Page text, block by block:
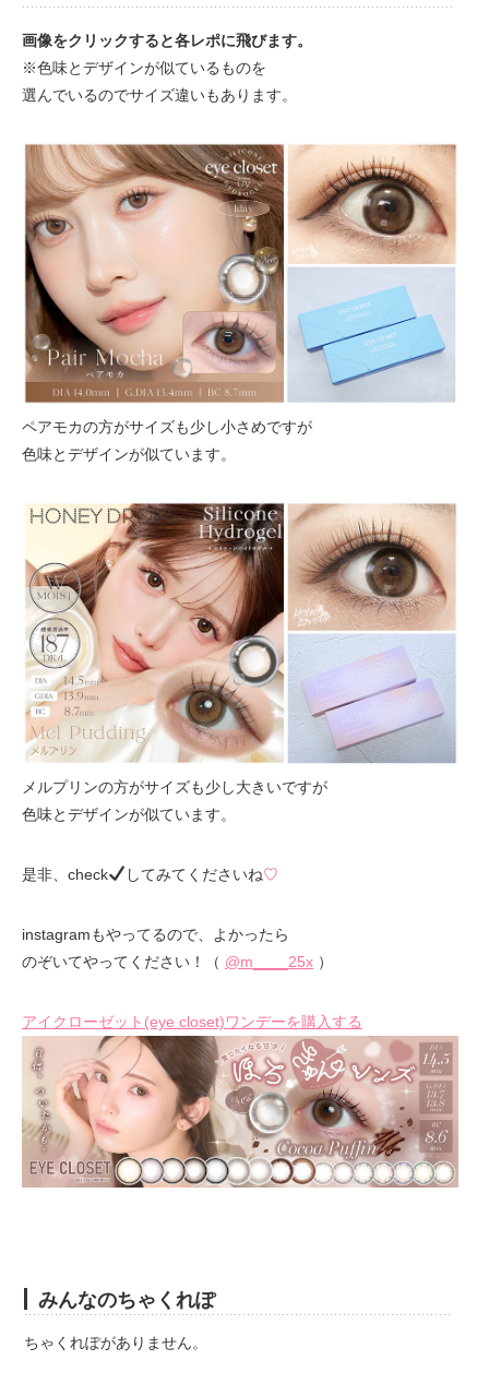
画像をクリックすると各レポに飛びます。
※色味とデザインが似ているものを
選んでいるのでサイズ違いもあります。
ペアモカの方がサイズも少し小さめですが
色味とデザインが似ています。
メルプリンの方がサイズも少し大きいですが
色味とデザインが似ています。
是非、check してみてくださいね♡
instagramもやってるので、よかったら
のぞいてやってください！（ @m____25x ）
アイクローゼット(eye closet)ワンデーを購入する
みんなのちゃくれぽ
ちゃくれぽがありません。